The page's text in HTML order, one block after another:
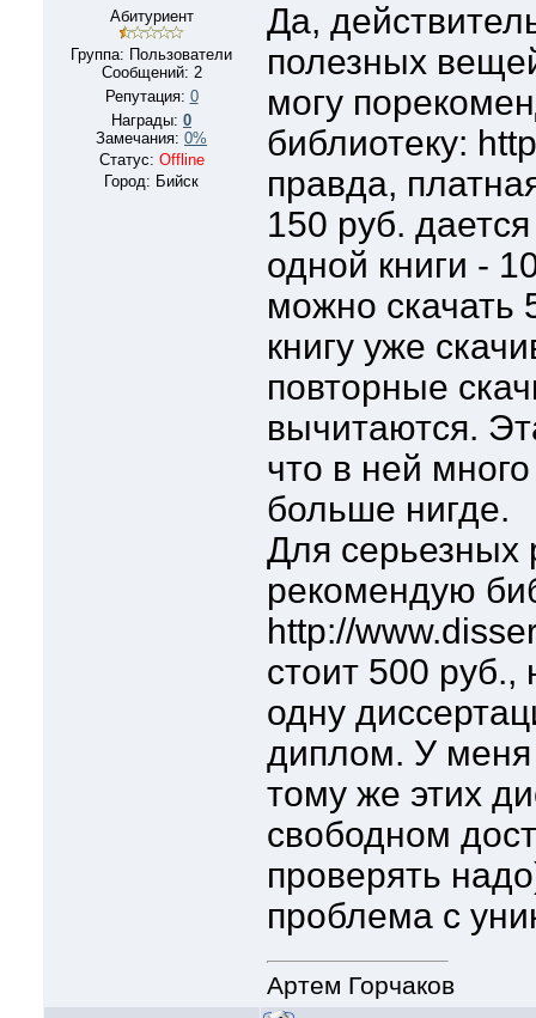
Абитуриент
Группа: Пользователи
Сообщений: 2
Репутация: 0
Награды: 0
Замечания: 0%
Статус: Offline
Город: Бийск
Да,
полезных
могу
библиотеку:
правда,
150 руб.
одной книги -
можно скачать
книгу уже
повторные
вычитаются.
что в ней много
больше нигде.
Для серьезных
рекомендую
http://
стоит 500 руб.,
одну
диплом. У меня
тому же этих
свободном
проверять
проблема с
Артем Горчаков